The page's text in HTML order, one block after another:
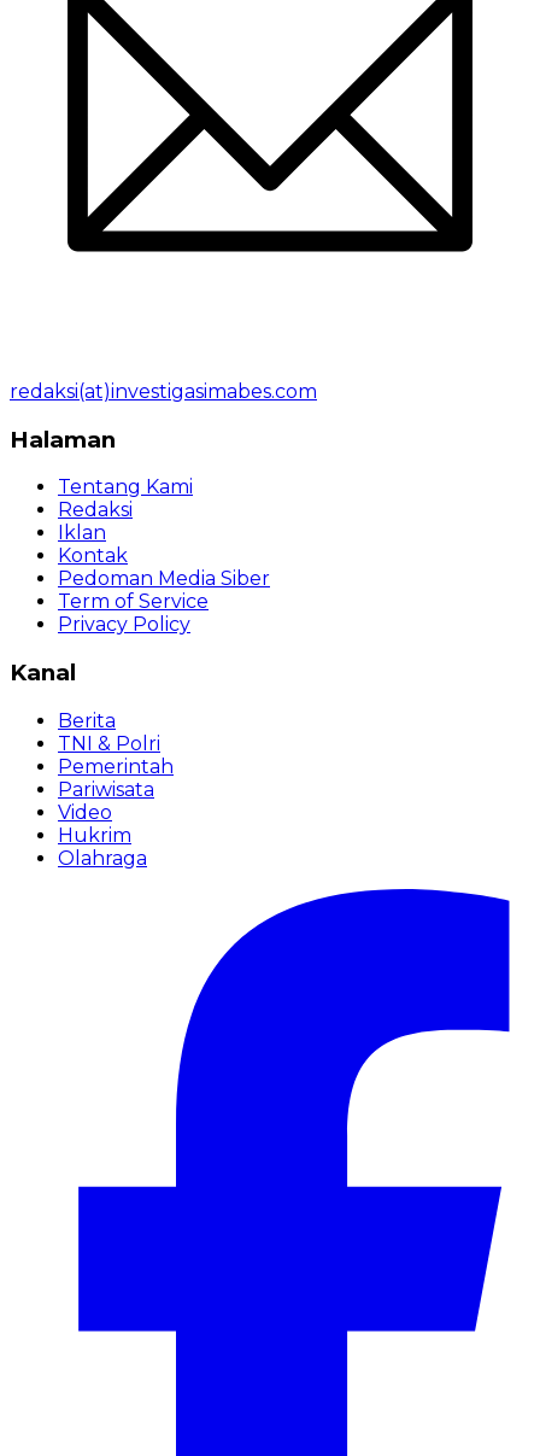
redaksi(at)investigasimabes.com
Halaman
Tentang Kami
Redaksi
Iklan
Kontak
Pedoman Media Siber
Term of Service
Privacy Policy
Kanal
Berita
TNI & Polri
Pemerintah
Pariwisata
Video
Hukrim
Olahraga